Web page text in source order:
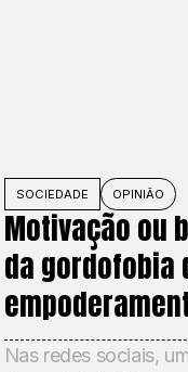
DE 2026
SOCIEDADE OPINIÃO
Motivação ou
da gordofobia
Nas redes sociais,